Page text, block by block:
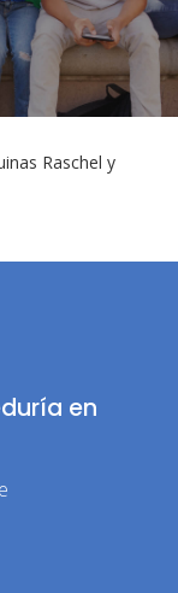
Raschel y
en